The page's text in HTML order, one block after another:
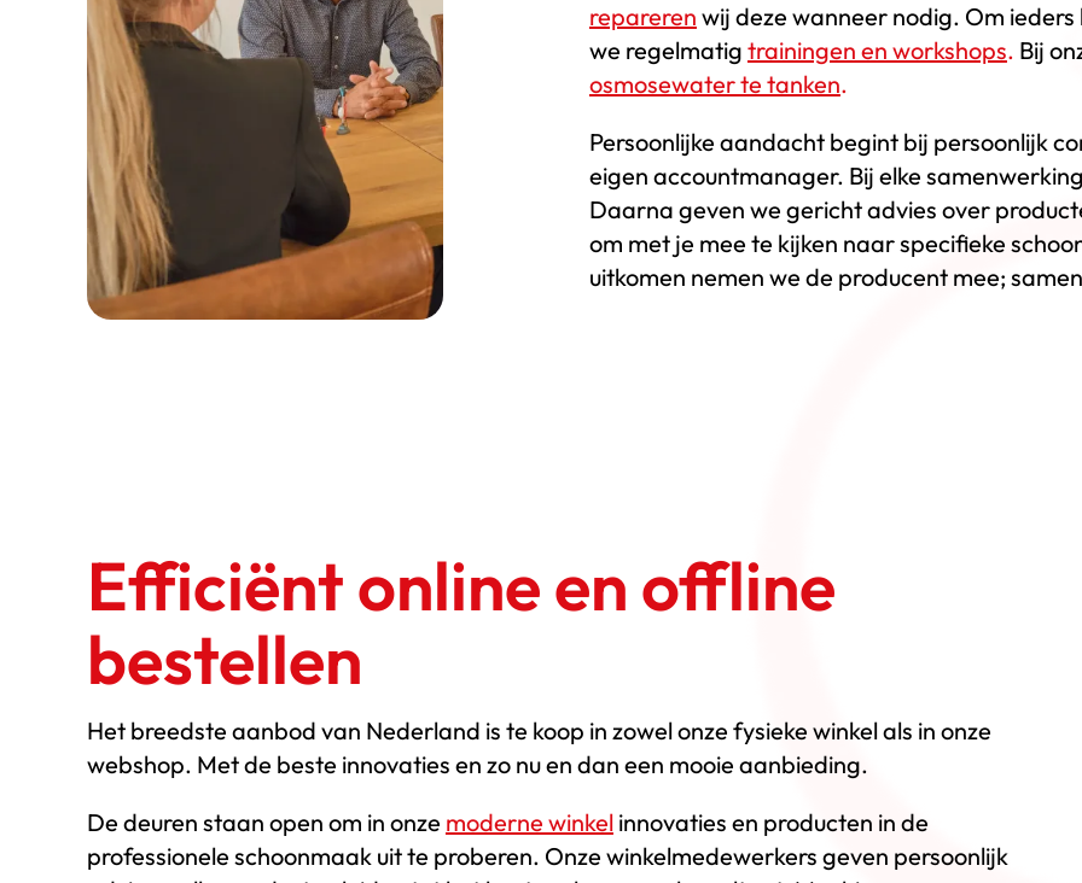
repareren wij deze wanneer nodig. Om
we regelmatig trainingen en workshops. Bij
osmosewater te tanken.
Persoonlijke aandacht begint bij persoonlijk
eigen accountmanager. Bij elke
Daarna geven we gericht advies over
om met je mee te kijken naar specifieke
uitkomen nemen we de producent mee;
Efficiënt online en offline
bestellen
Het breedste aanbod van Nederland is te koop in zowel onze fysieke winkel als in onze
webshop. Met de beste innovaties en zo nu en dan een mooie aanbieding.
De deuren staan open om in onze moderne winkelinnovaties en producten in de
professionele schoonmaak uit te proberen. Onze winkelmedewerkers geven persoonlijk